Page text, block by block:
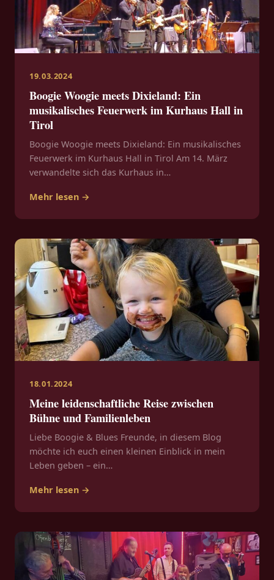
19.03.2024
Boogie Woogie meets Dixieland: Ein
musikalisches Feuerwerk im Kurhaus Hall in
Tirol
Boogie Woogie meets Dixieland: Ein musikalisches
Feuerwerk im Kurhaus Hall in Tirol Am 14. März
verwandelte sich das Kurhaus in…
Mehr lesen →
18.01.2024
Meine leidenschaftliche Reise zwischen
Bühne und Familienleben
Liebe Boogie & Blues Freunde, in diesem Blog
möchte ich euch einen kleinen Einblick in mein
Leben geben – ein…
Mehr lesen →